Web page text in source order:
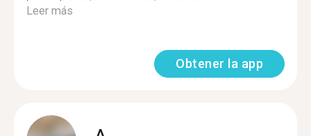
Leer más
Obtener la app